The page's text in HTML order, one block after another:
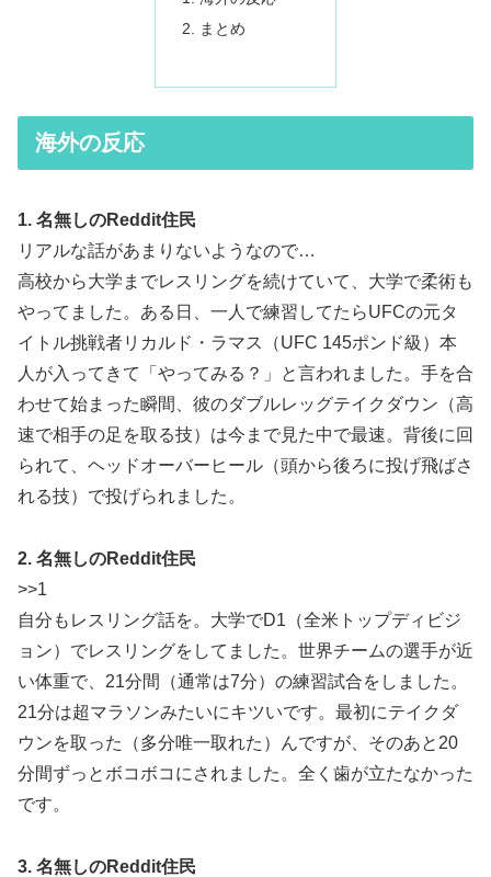
まとめ
海外の反応
1. 名無しのReddit住民
リアルな話があまりないようなので…
高校から大学までレスリングを続けていて、大学で柔術も
やってました。ある日、一人で練習してたらUFCの元タ
イトル挑戦者リカルド・ラマス（UFC 145ポンド級）本
人が入ってきて「やってみる？」と言われました。手を合
わせて始まった瞬間、彼のダブルレッグテイクダウン（高
速で相手の足を取る技）は今まで見た中で最速。背後に回
られて、ヘッドオーバーヒール（頭から後ろに投げ飛ばさ
れる技）で投げられました。
2. 名無しのReddit住民
>>1
自分もレスリング話を。大学でD1（全米トップディビジ
ョン）でレスリングをしてました。世界チームの選手が近
い体重で、21分間（通常は7分）の練習試合をしました。
21分は超マラソンみたいにキツいです。最初にテイクダ
ウンを取った（多分唯一取れた）んですが、そのあと20
分間ずっとボコボコにされました。全く歯が立たなかった
です。
3. 名無しのReddit住民